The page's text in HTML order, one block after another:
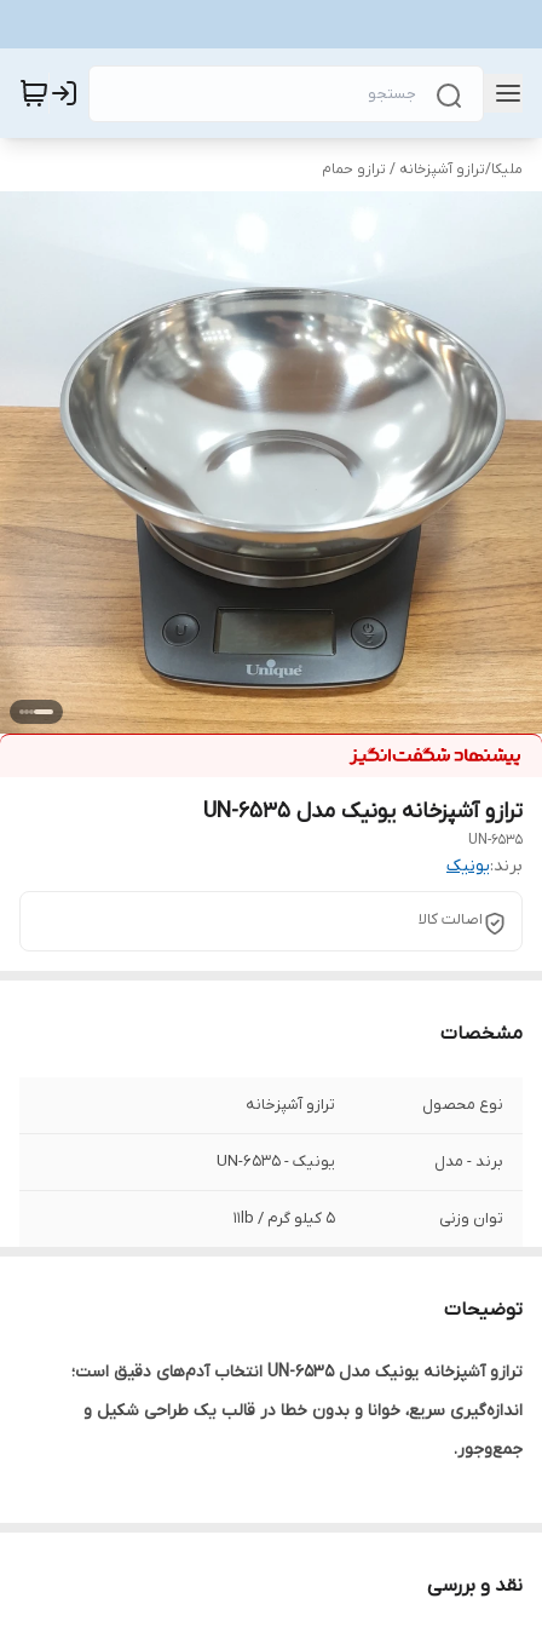
ملیکا/ترازو آشپزخانه / ترازو حمام
ترازو آشپزخانه یونیک مدل UN-6535
UN-6535
برند:یونیک
اصالت کالا
مشخصات
نوع محصول ترازو آشپزخانه
برند - مدل یونیک - UN-6535
توان وزنی ۵ کیلو گرم / 11lb
واحد اندازه گیری
توضیحات
ترازو آشپزخانه یونیک مدل UN-6535 انتخاب آدم‌های دقیق است؛
اندازه‌گیری سریع، خوانا و بدون خطا در قالب یک طراحی شکیل و
جمع‌وجور.
نقد و بررسی